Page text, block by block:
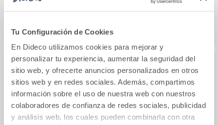
Tu Configuración de Cookies
En Dideco utilizamos cookies para mejorar y
personalizar tu experiencia, aumentar la seguridad del
sitio web, y ofrecerte anuncios personalizados en otros
sitios web y en redes sociales. Además, compartimos
información sobre el uso de nuestra web con nuestros
colaboradores de confianza de redes sociales, publicidad
y análisis web, los cuales pueden combinarla con otra
Hijos dorados
13,95€
El latido de la
tierra
12,95€
El